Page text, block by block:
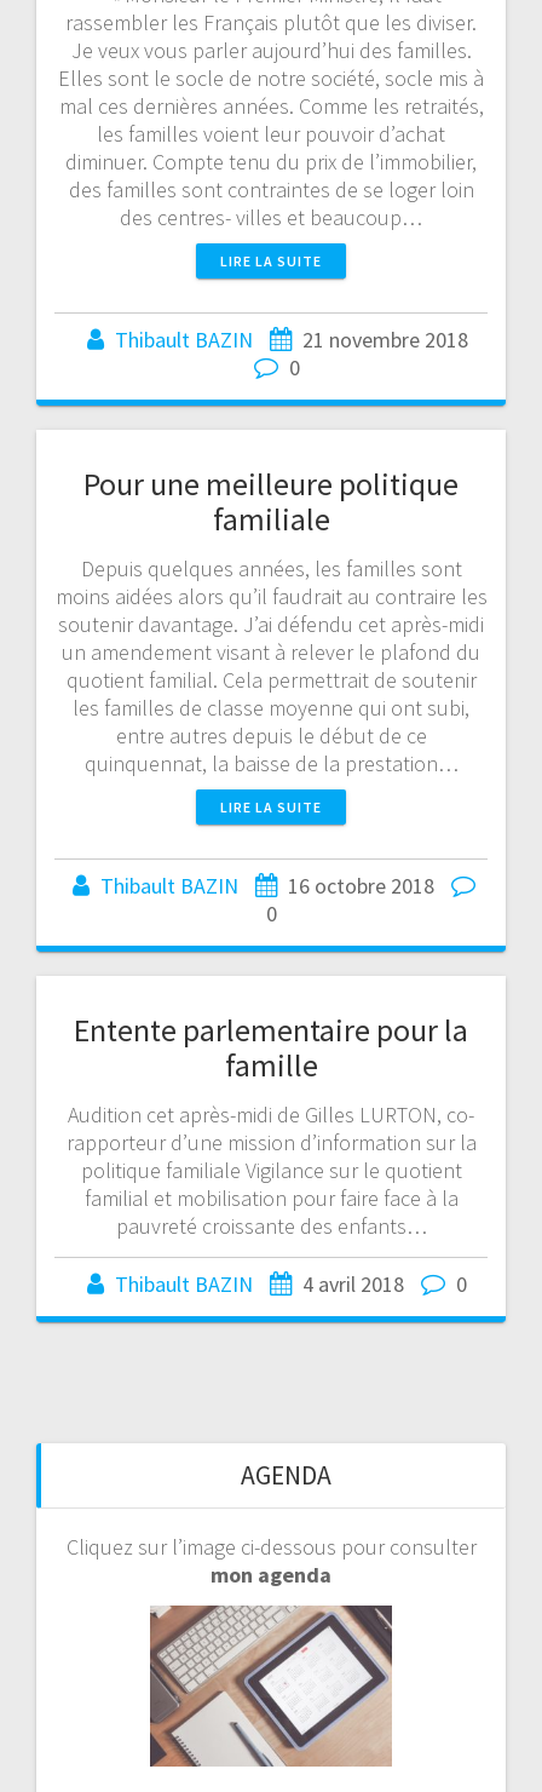
rassembler les Français plutôt que les diviser.
Je veux vous parler aujourd’hui des familles.
Elles sont le socle de notre société, socle mis à
mal ces dernières années. Comme les retraités,
les familles voient leur pouvoir d’achat
diminuer. Compte tenu du prix de l’immobilier,
des familles sont contraintes de se loger loin
des centres- villes et beaucoup…
LIRE LA SUITE
Thibault BAZIN
21 novembre 2018
0
Pour une meilleure politique
familiale
Depuis quelques années, les familles sont
moins aidées alors qu’il faudrait au contraire les
soutenir davantage. J’ai défendu cet après-midi
un amendement visant à relever le plafond du
quotient familial. Cela permettrait de soutenir
les familles de classe moyenne qui ont subi,
entre autres depuis le début de ce
quinquennat, la baisse de la prestation…
LIRE LA SUITE
Thibault BAZIN
16 octobre 2018
0
Entente parlementaire pour la
famille
Audition cet après-midi de Gilles LURTON, co-
rapporteur d’une mission d’information sur la
politique familiale Vigilance sur le quotient
familial et mobilisation pour faire face à la
pauvreté croissante des enfants…
Thibault BAZIN 4 avril 2018 0
AGENDA
Cliquez sur l’image ci-dessous pour consulter
mon agenda